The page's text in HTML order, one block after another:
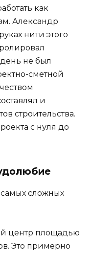
как
Александр
нити этого
не был
сметной
и
строительства.
с нуля до
сложных
центр площадью
Это примерно